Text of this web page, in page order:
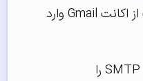
نشاند و بلاک نشوید بهتر است از اکانت Gmail وارد
SMTP را انتخاب کنید و SMTP Host را